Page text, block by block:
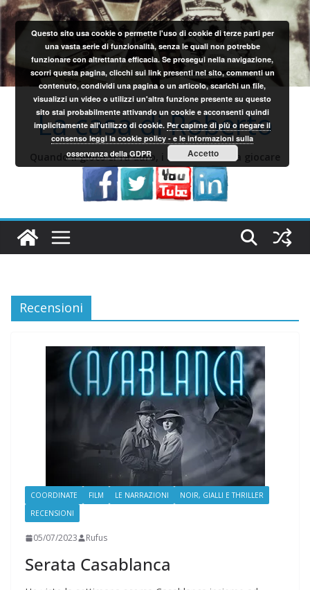
Salta
al
contenuto
La casa di Roberto
Quando il gioco si fa duro, i sardi iniziano a giocare
Recensioni
COORDINATE FILM LE NARRAZIONI
NOIR, GIALLI E THRILLER
RECENSIONI
05/07/2023 Rufus
Serata Casablanca
Questo sito usa cookie o permette l'uso di cookie di terze parti per
una vasta serie di funzionalità, senza le quali non potrebbe
funzionare con altrettanta efficacia. Se prosegui nella navigazione,
scorri questa pagina, clicchi sui link presenti nel sito, commenti un
contenuto, condividi una pagina o un articolo, scarichi un file,
visualizzi un video o utilizzi un'altra funzione presente su questo
sito stai probabilmente attivando un cookie e acconsenti quindi
implicitamente all'utilizzo di cookie.Per capirne di più o negare il
consenso leggi la cookie policy - e le informazioni sulla
osservanza della GDPR
Accetto